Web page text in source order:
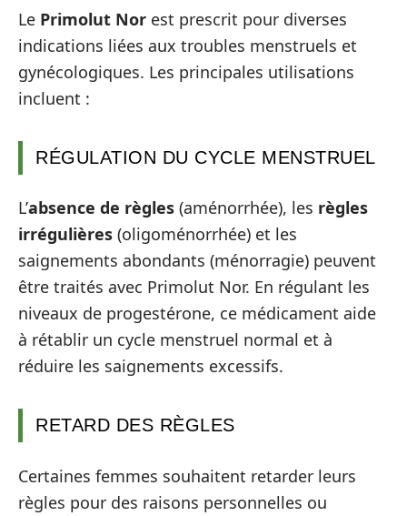
Le Primolut Nor est prescrit pour diverses
indications liées aux troubles menstruels et
gynécologiques. Les principales utilisations
incluent :
RÉGULATION DU CYCLE MENSTRUEL
L’absence de règles (aménorrhée), les règles
irrégulières (oligoménorrhée) et les
saignements abondants (ménorragie) peuvent
être traités avec Primolut Nor. En régulant les
niveaux de progestérone, ce médicament aide
à rétablir un cycle menstruel normal et à
réduire les saignements excessifs.
RETARD DES RÈGLES
Certaines femmes souhaitent retarder leurs
règles pour des raisons personnelles ou